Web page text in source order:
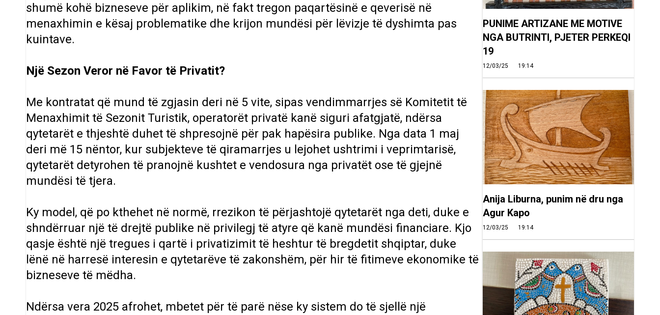
shumë kohë bizneseve për aplikim, në fakt tregon paqartësinë e qeverisë në
menaxhimin e kësaj problematike dhe krijon mundësi për lëvizje të dyshimta pas
kuintave.
Një Sezon Veror në Favor të Privatit?
Me kontratat që mund të zgjasin deri në 5 vite, sipas vendimmarrjes së Komitetit të
Menaxhimit të Sezonit Turistik, operatorët privatë kanë siguri afatgjatë, ndërsa
qytetarët e thjeshtë duhet të shpresojnë për pak hapësira publike. Nga data 1 maj
deri më 15 nëntor, kur subjekteve të qiramarrjes u lejohet ushtrimi i veprimtarisë,
qytetarët detyrohen të pranojnë kushtet e vendosura nga privatët ose të gjejnë
mundësi të tjera.
Ky model, që po kthehet në normë, rrezikon të përjashtojë qytetarët nga deti, duke e
shndërruar një të drejtë publike në privilegj të atyre që kanë mundësi financiare. Kjo
qasje është një tregues i qartë i privatizimit të heshtur të bregdetit shqiptar, duke
lënë në harresë interesin e qytetarëve të zakonshëm, për hir të fitimeve ekonomike të
bizneseve të mëdha.
Ndërsa vera 2025 afrohet, mbetet për të parë nëse ky sistem do të sjellë një
PUNIME ARTIZANE ME MOTIVE
NGA BUTRINTI, PJETER PERKEQI
19
12/03/25 19:14
Anija Liburna, punim në dru nga
Agur Kapo
12/03/25 19:14